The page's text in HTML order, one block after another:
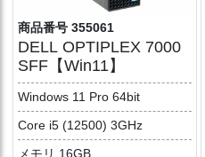
商品番号 355061
DELL OPTIPLEX 7000
SFF【Win11】
Windows 11 Pro 64bit
Core i5 (12500) 3GHz
メモリ 16GB